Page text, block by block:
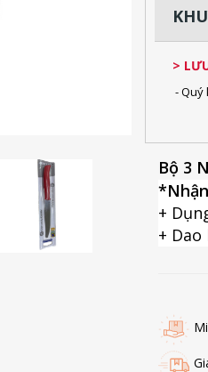
>
- Quý
Bộ 3
+
+